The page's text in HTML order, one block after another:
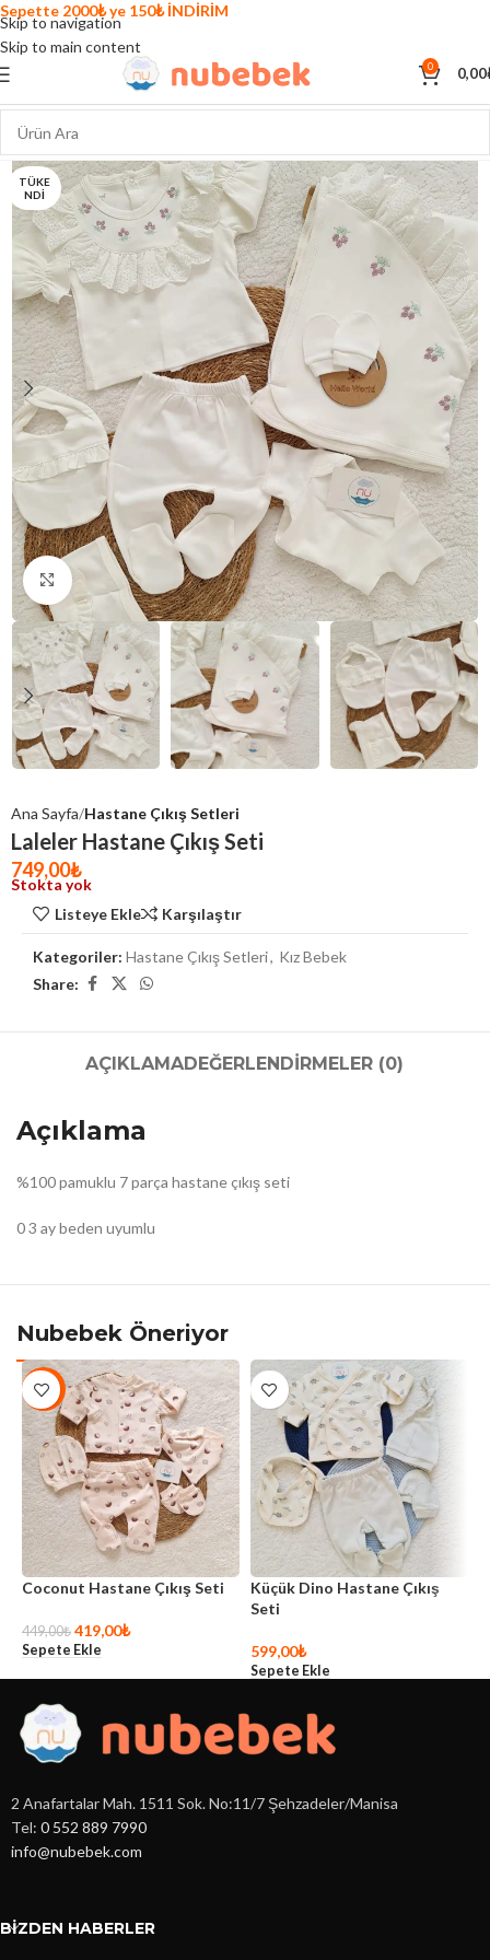
Skip to navigation
Skip to main content
0 0,00
TÜKE
NDI
Click to enlarge
Ana Sayfa Hastane Çıkış Setleri
Laleler Hastane Çıkış Seti
749,00₺
Stokta yok
Listeye Ekle
Karşılaştır
Kategoriler: Hastane Çıkış Setleri, Kız Bebek
Share:
AÇIKLAMADEĞERLENDIRMELER (0)
Açıklama
%100 pamuklu 7 parça hastane çıkış seti
0 3 ay beden uyumlu
Nubebek Öneriyor
-7%
Coconut Hastane Çıkış Seti
449,00₺ 419,00₺
Sepete Ekle
Küçük Dino Hastane Çıkış
Seti
599,00₺
Sepete Ekle
2 Anafartalar Mah. 1511 Sok. No:11/7 Şehzadeler/Manisa
Tel: 0 552 889 7990
info@nubebek.com
BIZDEN HABERLER
Sepette 2000₺ ye 150₺ İNDİRİM